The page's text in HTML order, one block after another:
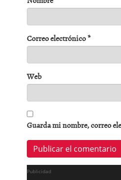
Correo electrónico*
Web
Guarda mi nombre, correo
Publicidad